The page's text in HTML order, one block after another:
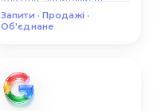
продажами з OLX в одній
системі.
Запити · Продажі ·
Об'єднане